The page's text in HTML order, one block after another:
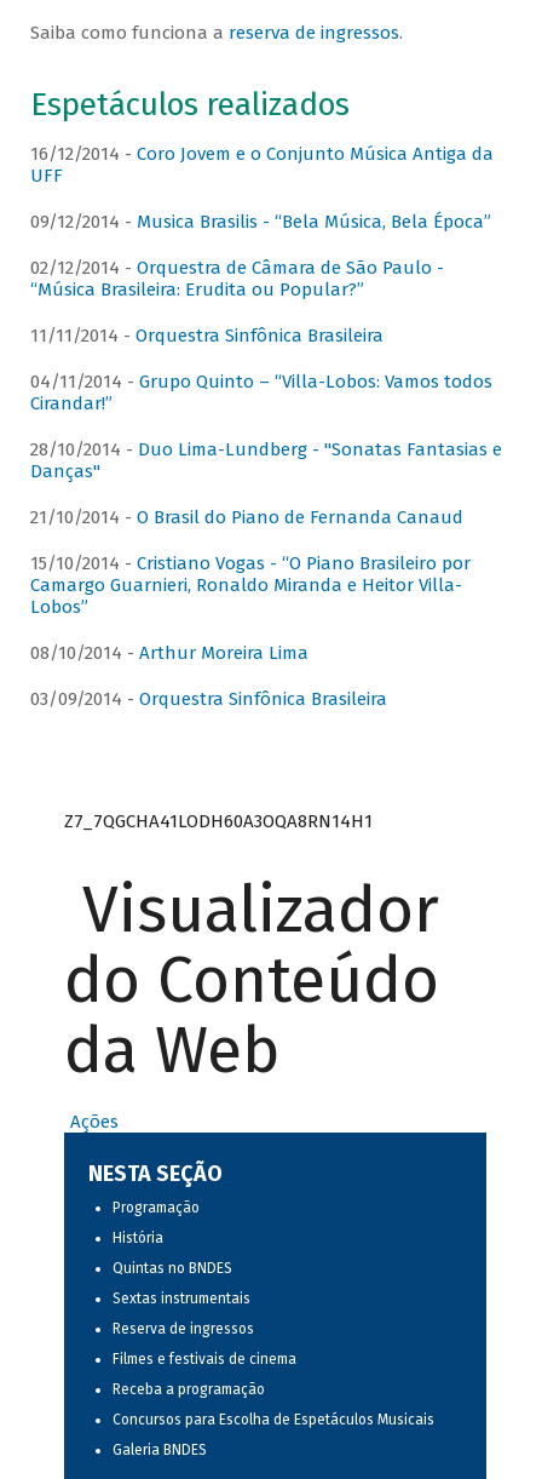
Saiba como funciona a reserva de ingressos.
Espetáculos realizados
16/12/2014 - Coro Jovem e o Conjunto Música Antiga da
UFF
09/12/2014 - Musica Brasilis - “Bela Música, Bela Época”
02/12/2014 - Orquestra de Câmara de São Paulo -
“Música Brasileira: Erudita ou Popular?”
11/11/2014 - Orquestra Sinfônica Brasileira
04/11/2014 - Grupo Quinto – “Villa-Lobos: Vamos todos
Cirandar!”
28/10/2014 - Duo Lima-Lundberg - "Sonatas Fantasias e
Danças"
21/10/2014 - O Brasil do Piano de Fernanda Canaud
15/10/2014 - Cristiano Vogas - “O Piano Brasileiro por
Camargo Guarnieri, Ronaldo Miranda e Heitor Villa-
Lobos”
08/10/2014 - Arthur Moreira Lima
03/09/2014 - Orquestra Sinfônica Brasileira
Z7_7QGCHA41LODH60A3OQA8RN14H1
Visualizador
do Conteúdo
da Web
Ações
NESTA SEÇÃO
Programação
História
Quintas no BNDES
Sextas instrumentais
Reserva de ingressos
Filmes e festivais de cinema
Receba a programação
Concursos para Escolha de Espetáculos Musicais
Galeria BNDES